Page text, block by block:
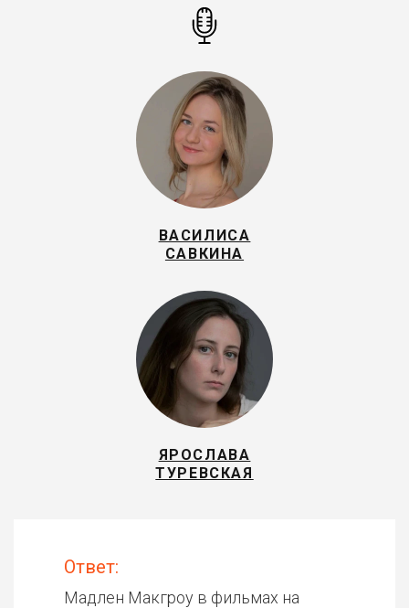
ВАСИЛИСА
САВКИНА
ЯРОСЛАВА
ТУРЕВСКАЯ
Ответ:
Мадлен Макгроу в фильмах на